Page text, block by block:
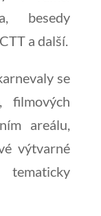
besedy
a další.
se
filmových
areálu,
výtvarné